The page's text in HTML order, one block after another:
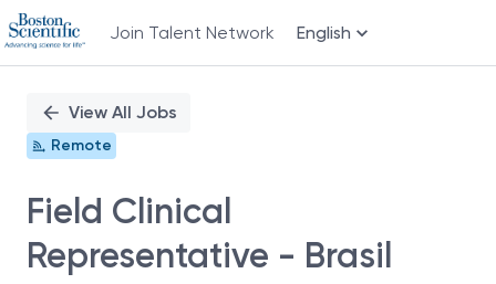
Join Talent Network English
PositionView All Jobs
Remote
Field Clinical
Representative - Brasil